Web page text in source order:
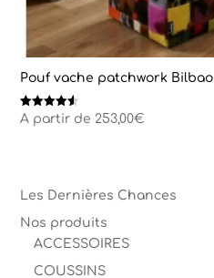
Pouf vache patchwork Bilbao
Note
4.50
A partir de 253,00€
Les Dernières Chances
Nos produits
ACCESSOIRES
COUSSINS